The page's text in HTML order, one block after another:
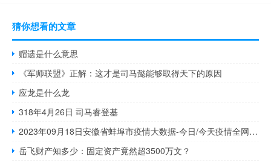
猜你想看的文章
赗遗是什么意思
《军师联盟》正解：这才是司马懿能够取得天下的原因
应龙是什么龙
318年4月26日 司马睿登基
2023年09月18日安徽省蚌埠市疫情大数据-今日/今天疫情全网搜索最新实时消息动态情况通知播报
岳飞财产知多少：固定资产竟然超3500万文？